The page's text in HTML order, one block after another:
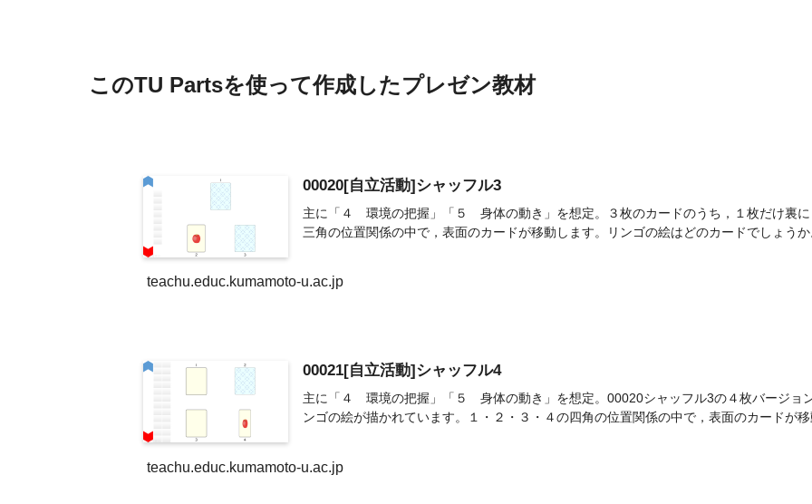
このTU Partsを使って作成したプレゼン教材
00020[自立活動]シャッフル3
主に「４ 環境の把握」「５ 身体の動き」を想定。３枚のカードのうち，１枚だけ裏
三角の位置関係の中で，表面のカードが移動します。リンゴの絵はどのカードでしょう
teachu.educ.kumamoto-u.ac.jp
00021[自立活動]シャッフル4
主に「４ 環境の把握」「５ 身体の動き」を想定。00020シャッフル3の４枚バージョ
ンゴの絵が描かれています。１・２・３・４の四角の位置関係の中で，表面のカードが
teachu.educ.kumamoto-u.ac.jp